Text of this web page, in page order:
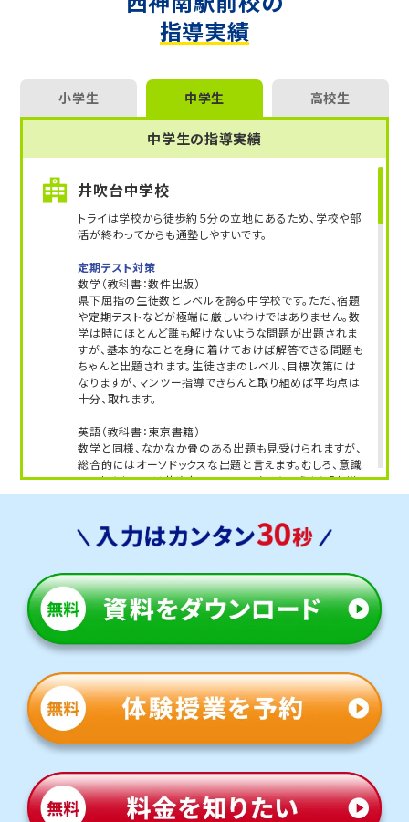
導を心がけています。
私自身、教えることが大好きなので、自分も楽しん
で指導させてもらっています。
なるまで】【ひとりでもできるようになるまで】根気
強く、かみ砕いて教えることです。
Q.勉強が苦手なお子さまへのアドバイス
基本的に苦手意識を持っているお子さまが多いで
すが、気持ちの面から変えてあげるとできるように
なることが多いです。
勉強は少しでもできるようになると、苦しいもので
はなくなるという意識を持ちましょう。
Q.トライに入ろうか迷っている生徒さんへのメッセ
トライは比較的お子さまと年齢が近い先生とのマン
ツーマン指導を受けることができます。
そのため、勉強のことや勉強以外のことも聞きやす
く親身に相談に乗ることができます。
ご自宅では勉強ができないお子さまも、トライに来
ると不思議と勉強に集中して取り組むができると生
徒さんから評判です。
しっかり生徒さんと向き合い、目標達成に向け伴走
していきますので、一緒に頑張りましょう！
指導実績
小学生 中学生 高校生
中学生の指導実績
井吹台中学校
トライは学校から徒歩約５分の立地にあるため、学校や部
活が終わってからも通塾しやすいです。
定期テスト対策
数学（教科書：数件出版）
県下屈指の生徒数とレベルを誇る中学校です。ただ、宿題
や定期テストなどが極端に厳しいわけではありません。数
学は時にほとんど誰も解けないような問題が出題されま
すが、基本的なことを身に着けておけば解答できる問題も
ちゃんと出題されます。生徒さまのレベル、目標次第には
なりますが、マンツー指導できちんと取り組めば平均点は
十分、取れます。
英語（教科書：東京書籍）
数学と同様、なかなか骨のある出題も見受けられますが、
総合的にはオーソドックスな出題と言えます。むしろ、意識
しておきたいのは井吹台のレベルの高さというより「中学
英語」教科書の難化です。扱う内容の難しさだけなく、さま
り指導が難しいと思われます。当然、学校の授業だけで乗
り切るのは大変ですので、トライでの丁寧なサポートがより
人気のコース
・定期テスト・内申点対策コース
・公立入試対策コース
太山寺中学校
学校最寄りの「学園都市」駅からは地下鉄で二駅乗る必要
がございますが、お車での送迎であれば10分前後で教室
までお越しいただけます。
定期テスト対策
数学（教科書：数件出版）
地下鉄沿線の中学校は全体的にレベルが高く、数学に関し
ても難易度の高い問題が出題されます。井吹台中学に比べ
ても平均点が低くなることも多く、いずれの学校も生徒さま